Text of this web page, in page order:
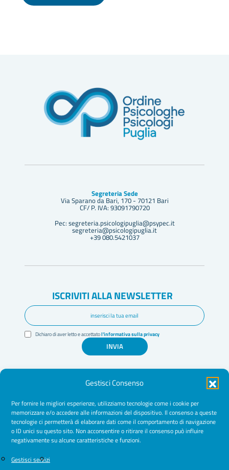
Gestisci Consenso
Per fornire le migliori esperienze, utilizziamo tecnologie come i cookie per
memorizzare e/o accedere alle informazioni del dispositivo. Il consenso a queste
tecnologie ci permetterà di elaborare dati come il comportamento di navigazione
o ID unici su questo sito. Non acconsentire o ritirare il consenso può influire
negativamente su alcune caratteristiche e funzioni.
Gestisci servizi
Segreteria Sede
Via Sparano da Bari, 170 - 70121 Bari
CF/ P. IVA: 93091790720
Pec: segreteria.psicologipuglia@psypec.it
segreteria@psicologipuglia.it
+39 080.5421037
ISCRIVITI ALLA NEWSLETTER
Dichiaro di aver letto e accettatol'informativa sulla privacy
INVIA
Amministrazione Trasparente
Normative
Cookie Policy